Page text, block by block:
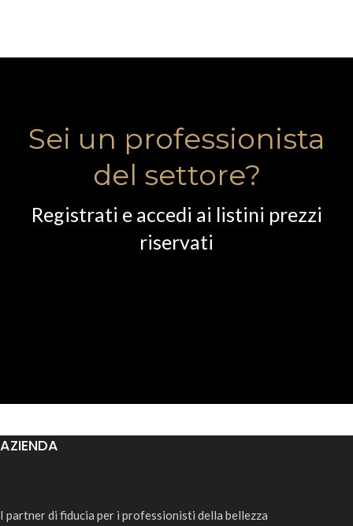
Sei un professionista
del settore?
Registrati e accedi ai listini prezzi
riservati
AZIENDA
I partner di fiducia per i professionisti della bellezza